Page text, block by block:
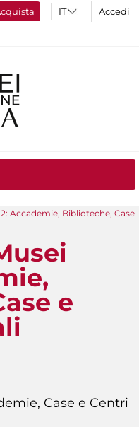
Accedi
Accademie, Biblioteche, Case
e
Case e Centri